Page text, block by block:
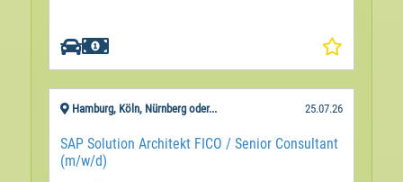

Hamburg, Köln, Nürnberg oder... 25.07.26
SAP Solution Architekt FICO / Senior Consultant
(m/w/d)